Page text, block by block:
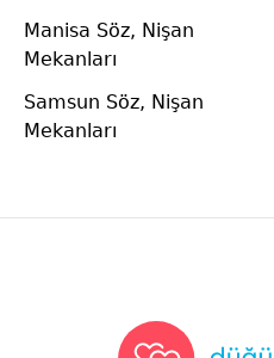
Manisa Söz, Nişan
Mekanları
Samsun Söz, Nişan
Mekanları